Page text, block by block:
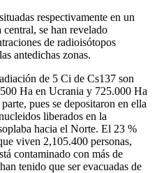
respectivamente en un
se han revelado
de radioisótopos
antedichas zonas.
de 5 Ci de Cs137 son
Ha en Ucrania y 725.000 Ha
pues se depositaron en ella
liberados en la
hacia el Norte. El 23 %
viven 2,105.400 personas,
contaminado con más de
tenido que ser evacuadas de